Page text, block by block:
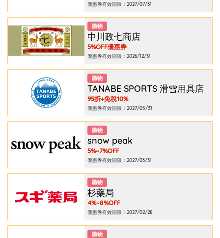
優惠券有效期限：2027/07/31
購物
中川政七商店
5%OFF優惠券
優惠券有效期限：2026/12/31
購物
TANABE SPORTS 滑雪用具店
95折+免稅10%
優惠券有效期限：2027/05/31
購物
snow peak
5%~7%OFF
優惠券有效期限：2027/03/31
購物
杉藥局
4%~8%OFF
優惠券有效期限：2027/02/28
購物